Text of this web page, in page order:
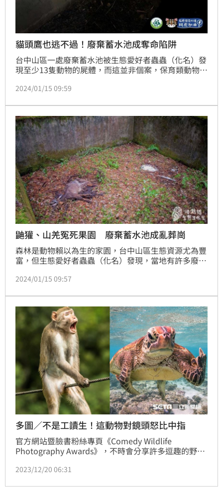
貓頭鷹也逃不過！廢棄蓄水池成奪命陷阱
台中山區一處廢棄蓄水池被生態愛好者蟲蟲（化名）發
現至少13隻動物的屍體，而這並非個案，保育類動物台
隻貓頭鷹喪生同個蓄水桶內，倘若沒有被及時發現，只
石頭丟進池內，為動物們留下逃生通道。
2024/01/15 09:59
鼬獾、山羌冤死果園 廢棄蓄水池成亂葬崗
森林是動物賴以為生的家園，台中山區生態資源尤為豐
富，但生態愛好者蟲蟲（化名）發現，當地有許多廢棄
時不慎跌入，又因水泥壁面光滑、無處落腳，最終只能
都曾掉入此類陷阱，有如恐怖的動物亂葬崗。
2024/01/15 09:57
多圖／不是工讀生！這動物對鏡頭怒比中指
官方網站暨臉書粉絲專頁《Comedy Wildlife
Photography Awards》，不時會分享許多逗趣的野生
嗎?」其實這些照片全來自世界各地民眾所提供的參賽
的貢獻。這項「喜劇野生動物攝影獎」自2015年開
2023/12/20 06:31